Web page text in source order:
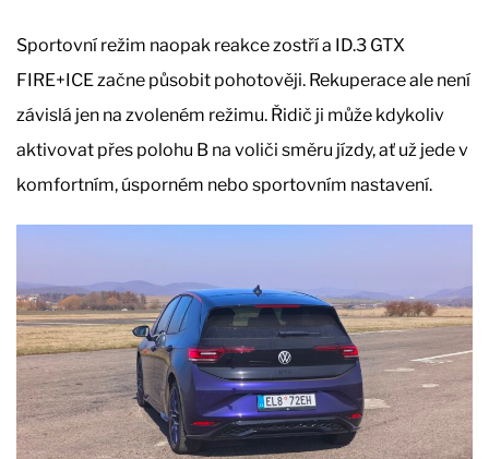
Sportovní režim naopak reakce zostří a ID.3 GTX
FIRE+ICE začne působit pohotověji. Rekuperace ale není
závislá jen na zvoleném režimu. Řidič ji může kdykoliv
aktivovat přes polohu B na voliči směru jízdy, ať už jede v
komfortním, úsporném nebo sportovním nastavení.